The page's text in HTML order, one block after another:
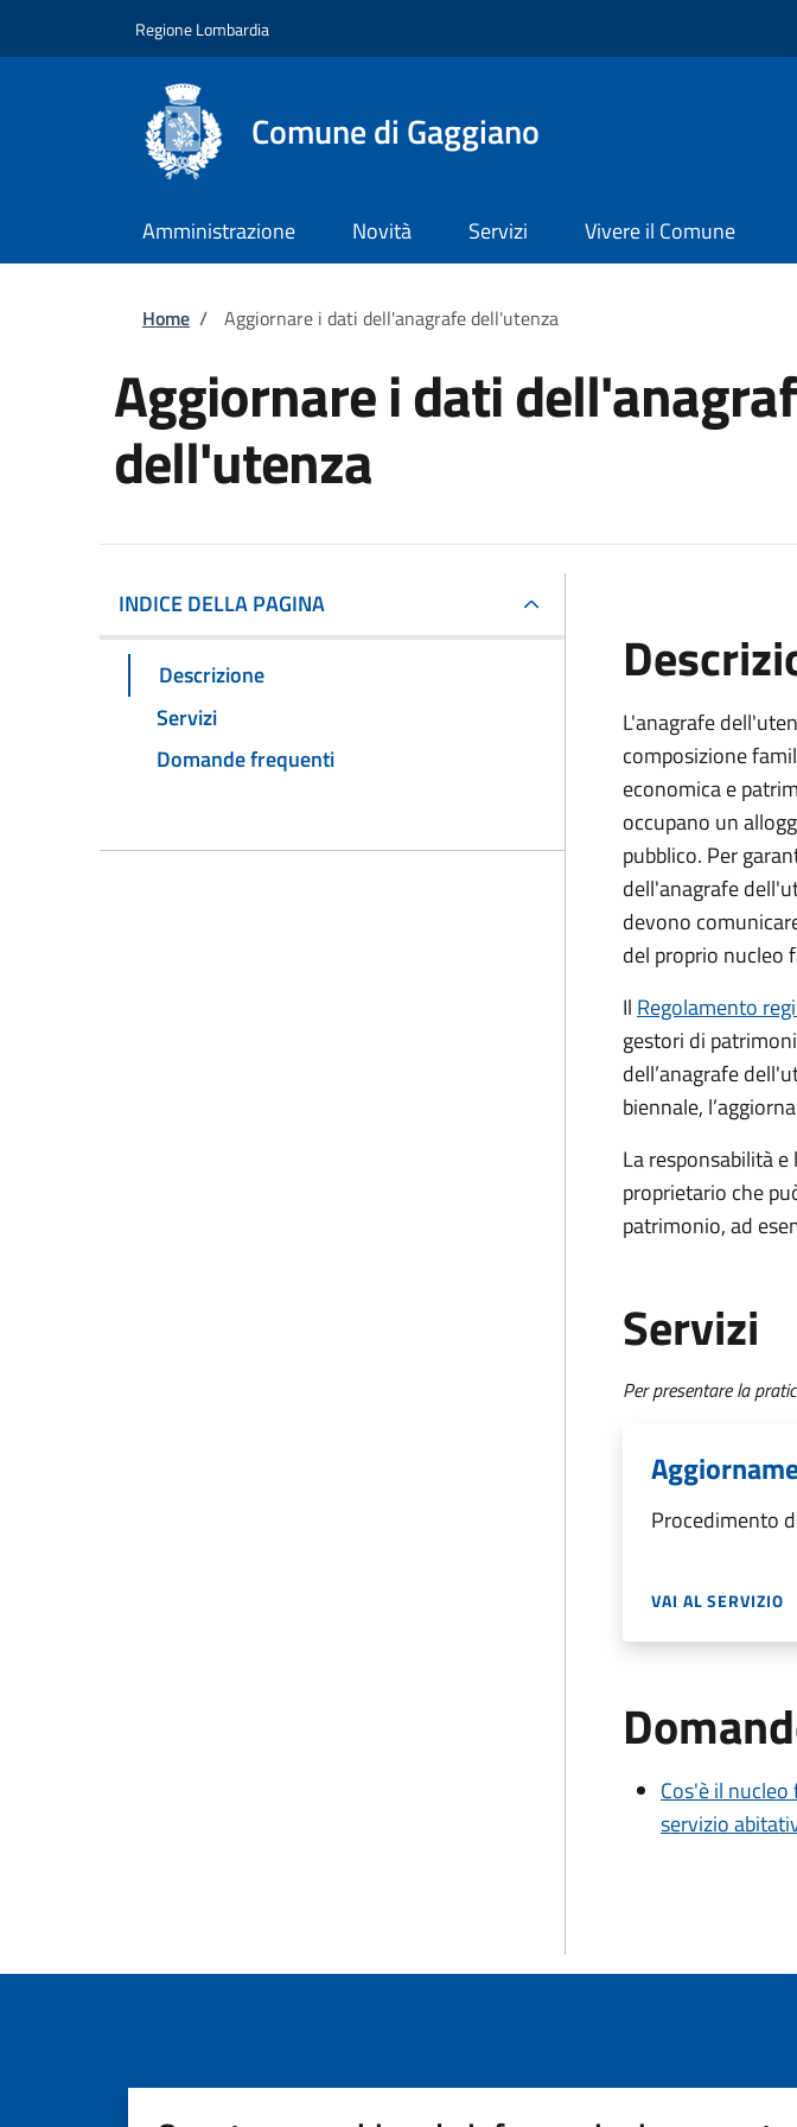
Regione Lombardia
Comune di Gaggiano
Amministrazione Novità Servizi Vivere il Comune
Briciole di pane
Home / Aggiornare i dati dell'anagrafe dell'utenza
Aggiornare i dati
dell'utenza
INDICE DELLA PAGINA
Descrizione
Servizi
Domande frequenti
L'anagrafe
composizione
economica e
occupano un
pubblico. Per
dell'anagrafe
devono
del proprio nucleo
Il Regolamento
gestori di
dell’anagrafe
biennale,
La responsabilità
proprietario che
patrimonio, ad
Servizi
Per presentare la
Procedimento
VAI AL SERVIZIO
Cos'è il
servizio